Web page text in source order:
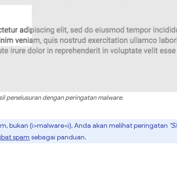
penelusuran dengan peringatan malware.
bukan {i>malware<i}, Anda akan melihat peringatan
spam sebagai panduan.